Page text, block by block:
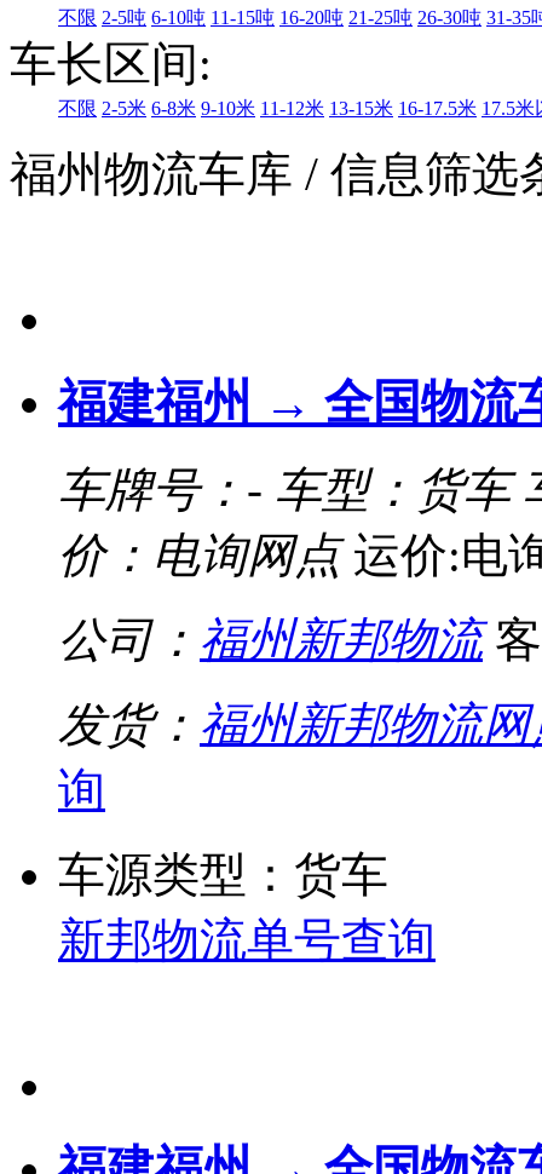
不限 2-5吨 6-10吨 11-15吨 16-20吨 21-25吨 26-30吨 31-35
车长区间:
不限 2-5米 6-8米 9-10米 11-12米 13-15米 16-17.5米 17.5米
福州物流车库 / 信息筛选
福建福州 → 全国物流
车牌号：- 车型：货车
价：电询网点运价:电
公司： 福州新邦物流客
发货： 福州新邦物流
询
车源类型：货车
新邦物流单号查询